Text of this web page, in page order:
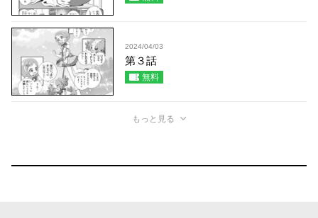
2024/04/03
第３話
無料
もっと見る